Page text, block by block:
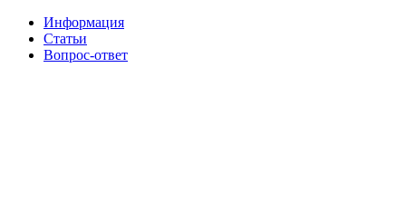
Информация
Статьи
Вопрос-ответ